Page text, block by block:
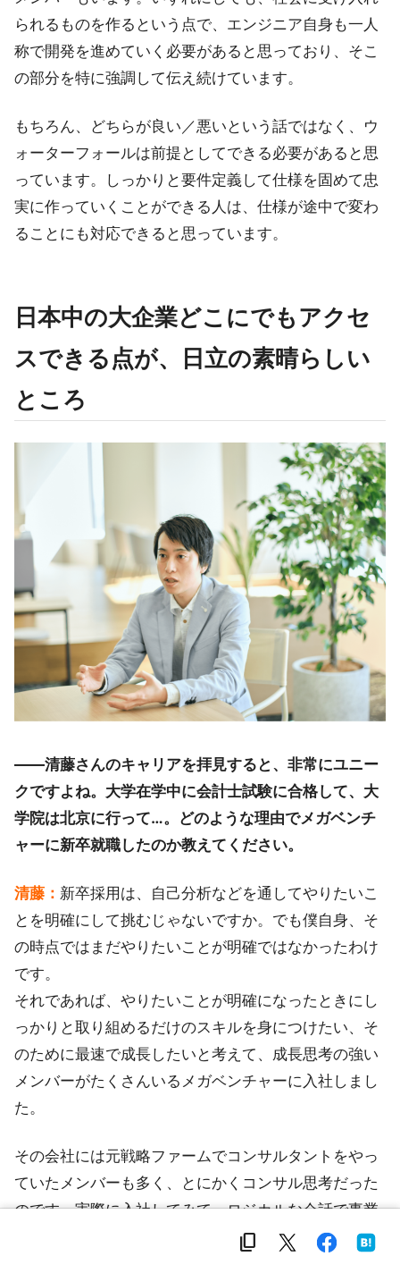
られるものを作るという点で、エンジニア自身も一人
称で開発を進めていく必要があると思っており、そこ
の部分を特に強調して伝え続けています。
もちろん、どちらが良い／悪いという話ではなく、ウ
ォーターフォールは前提としてできる必要があると思
っています。しっかりと要件定義して仕様を固めて忠
実に作っていくことができる人は、仕様が途中で変わ
ることにも対応できると思っています。
日本中の大企業どこにでもアクセ
スできる点が、日立の素晴らしい
ところ
――清藤さんのキャリアを拝見すると、非常にユニー
クですよね。大学在学中に会計士試験に合格して、大
学院は北京に行って…。どのような理由でメガベンチ
ャーに新卒就職したのか教えてください。
清藤： 新卒採用は、自己分析などを通してやりたいこ
とを明確にして挑むじゃないですか。でも僕自身、そ
の時点ではまだやりたいことが明確ではなかったわけ
です。
それであれば、やりたいことが明確になったときにし
っかりと取り組めるだけのスキルを身につけたい、そ
のために最速で成長したいと考えて、成長思考の強い
メンバーがたくさんいるメガベンチャーに入社しまし
た。
その会社には元戦略ファームでコンサルタントをやっ
ていたメンバーも多く、とにかくコンサル思考だった
のです。実際に入社してみて、ロジカルな会話で事業
を進めるというスタンスが非常に自分に合っているな
content_copy